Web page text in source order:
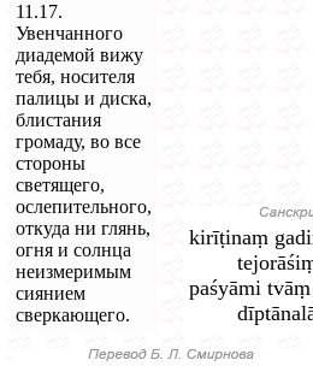
11.17.
Увенчанного
диадемой вижу
тебя, носителя
палицы и диска,
блистания
громаду, во все
стороны
светящего,
ослепительного,
откуда ни глянь,
огня и солнца
неизмеримым
сиянием
сверкающего.
kirīṭinaṃ
tejorāśiṃ
paśyāmi